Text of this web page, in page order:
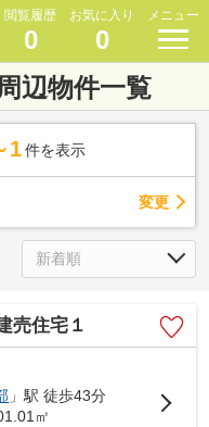
閲覧履歴
0
お気に入り
0
メニュー
辺物件一覧
1 件を表示
変更
売住宅１
」駅 徒歩43分
㎡